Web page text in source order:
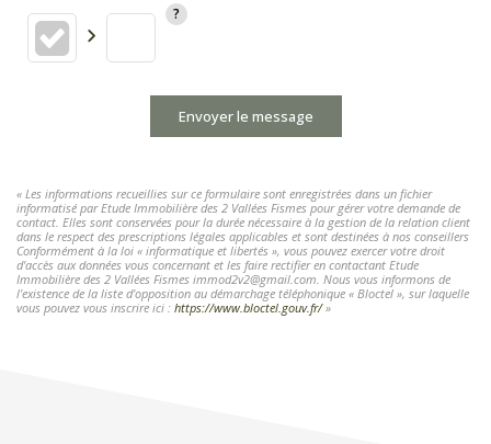
Envoyer le message
« Les informations recueillies sur ce formulaire sont enregistrées dans un fichier
informatisé par Etude Immobilière des 2 Vallées Fismes pour gérer votre demande de
contact. Elles sont conservées pour la durée nécessaire à la gestion de la relation client
dans le respect des prescriptions légales applicables et sont destinées à nos conseillers
Conformément à la loi « informatique et libertés », vous pouvez exercer votre droit
d'accès aux données vous concernant et les faire rectifier en contactant Etude
Immobilière des 2 Vallées Fismes immod2v2@gmail.com. Nous vous informons de
l'existence de la liste d'opposition au démarchage téléphonique « Bloctel », sur laquelle
vous pouvez vous inscrire ici : https://www.bloctel.gouv.fr/»